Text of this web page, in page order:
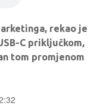
rekao je
C priključkom,
tom promjenom